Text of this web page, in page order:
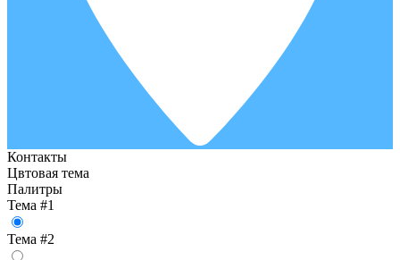
Контакты
Цвтовая тема
Палитры
Тема #1
Тема #2